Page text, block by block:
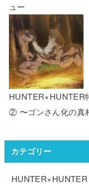
ュー
HUNTER×HUNTER
② 〜ゴンさん化の真
カテゴリー
HUNTER×HUNTER